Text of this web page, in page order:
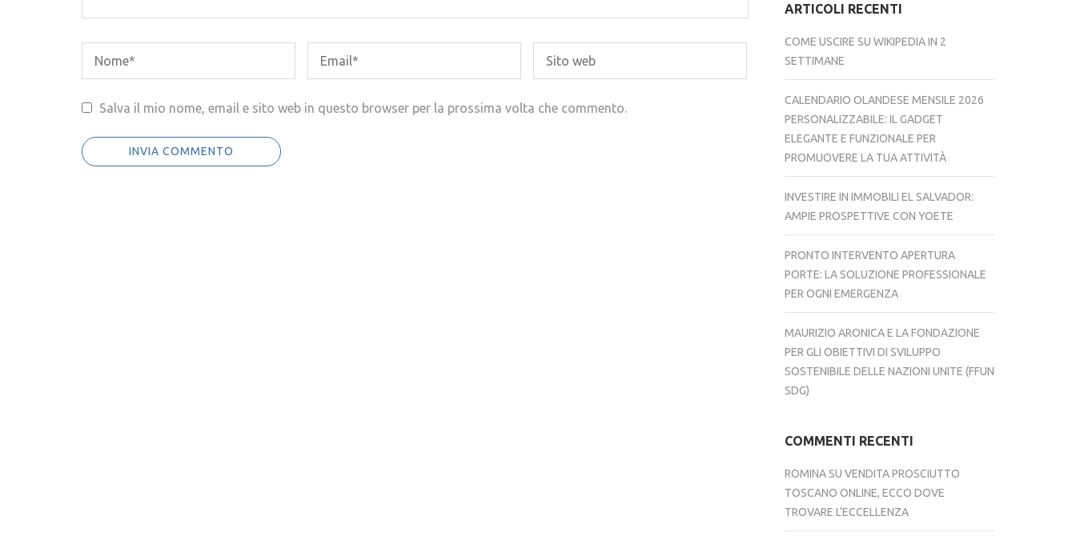
Salva il mio nome, email e sito web in questo browser per la prossima volta che commento.
ARTICOLI RECENTI
COME USCIRE SU WIKIPEDIA IN 2
SETTIMANE
CALENDARIO OLANDESE MENSILE 2026
PERSONALIZZABILE: IL GADGET
ELEGANTE E FUNZIONALE PER
PROMUOVERE LA TUA ATTIVITÀ
INVESTIRE IN IMMOBILI EL SALVADOR:
AMPIE PROSPETTIVE CON YOETE
PRONTO INTERVENTO APERTURA
PORTE: LA SOLUZIONE PROFESSIONALE
PER OGNI EMERGENZA
MAURIZIO ARONICA E LA FONDAZIONE
PER GLI OBIETTIVI DI SVILUPPO
SOSTENIBILE DELLE NAZIONI UNITE (FFUN
SDG)
COMMENTI RECENTI
ROMINASU VENDITA PROSCIUTTO
TOSCANO ONLINE, ECCO DOVE
TROVARE L’ECCELLENZA